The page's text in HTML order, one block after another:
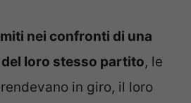
nei confronti di una
loro stesso partito, le
in giro, il loro